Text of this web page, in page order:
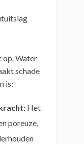
op. Water
schade
is:
Het
poreuze,